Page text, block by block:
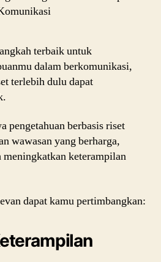
terbaik untuk
dalam berkomunikasi,
terlebih dulu dapat
pengetahuan berbasis riset
wawasan yang berharga,
meningkatkan keterampilan
dapat kamu pertimbangkan: